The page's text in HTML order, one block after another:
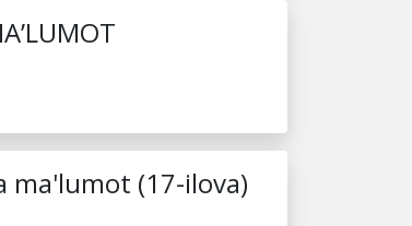
(17-ilova)